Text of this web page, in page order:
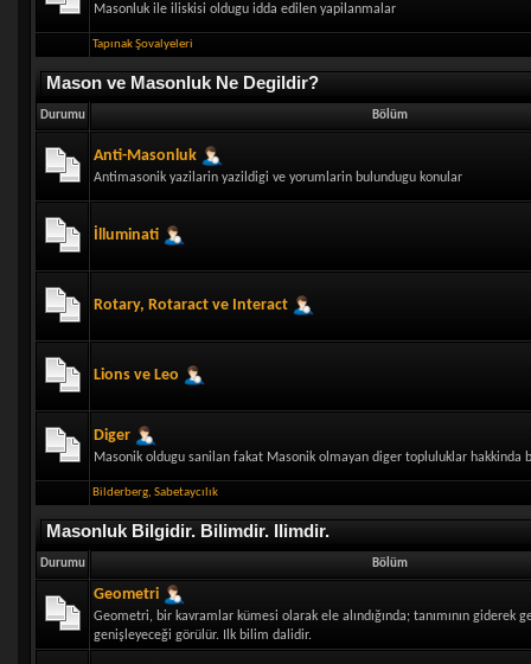
Masonluk ile iliskisi oldugu idda edilen yapilanmalar
Tapınak Şovalyeleri
Mason ve Masonluk Ne Degildir?
Durumu Bölüm
Anti-Masonluk
Antimasonik yazilarin yazildigi ve yorumlarin bulundugu konular
İlluminati
Rotary, Rotaract ve Interact
Lions ve Leo
Diger
Masonik oldugu sanilan fakat Masonik olmayan diger topluluklar hakkinda
Bilderberg, Sabetaycılık
Masonluk Bilgidir. Bilimdir. Ilimdir.
Durumu Bölüm
Geometri
Geometri, bir kavramlar kümesi olarak ele alındığında; tanımının giderek
genişleyeceği görülür. Ilk bilim dalidir.